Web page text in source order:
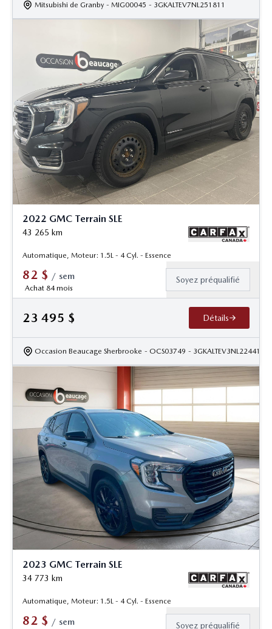
Mitsubishi de Granby - MIG00045 - 3GKALTEV7NL251811
2022 GMC Terrain SLE
43 265 km
Automatique, Moteur: 1.5L - 4 Cyl. - Essence
82 $ / sem
Achat 84 mois
Soyez préqualifié
23 495 $ Détails
Occasion Beaucage Sherbrooke - OCS03749 - 3GKALTEV3NL224413
2023 GMC Terrain SLE
34 773 km
Automatique, Moteur: 1.5L - 4 Cyl. - Essence
82 $ / sem Soyez préqualifié